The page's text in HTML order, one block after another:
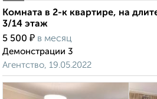
Комната в 2-к квартире, на
3/14 этаж
5 500 ₽ в месяц
Демонстрации 3
Агентство, 19.05.2022